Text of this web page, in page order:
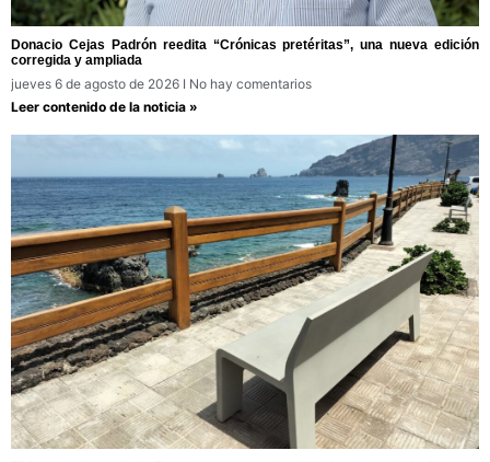
Donacio Cejas Padrón reedita “Crónicas pretéritas”, una nueva edición
corregida y ampliada
jueves 6 de agosto de 2026
No hay comentarios
Leer contenido de la noticia »